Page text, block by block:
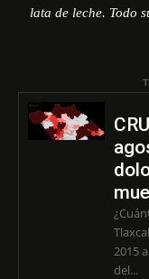
lata de leche. Todo
Tlaxcala al
2015
del...